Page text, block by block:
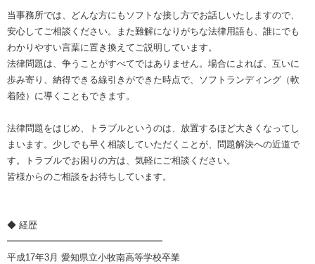
当事務所では、どんな方にもソフトな接し方でお話しいたしますので、
安心してご相談ください。また難解になりがちな法律用語も、誰にでも
わかりやすい言葉に置き換えてご説明しています。
法律問題は、争うことがすべてではありません。場合によれば、互いに
歩み寄り、納得できる線引きができた時点で、ソフトランディング（軟
着陸）に導くこともできます。
法律問題をはじめ、トラブルというのは、放置するほど大きくなってし
まいます。少しでも早く相談していただくことが、問題解決への近道で
す。トラブルでお困りの方は、気軽にご相談ください。
皆様からのご相談をお待ちしています。
◆ 経歴
━━━━━━━━━━━━━━━━━
平成17年3月 愛知県立小牧南高等学校卒業